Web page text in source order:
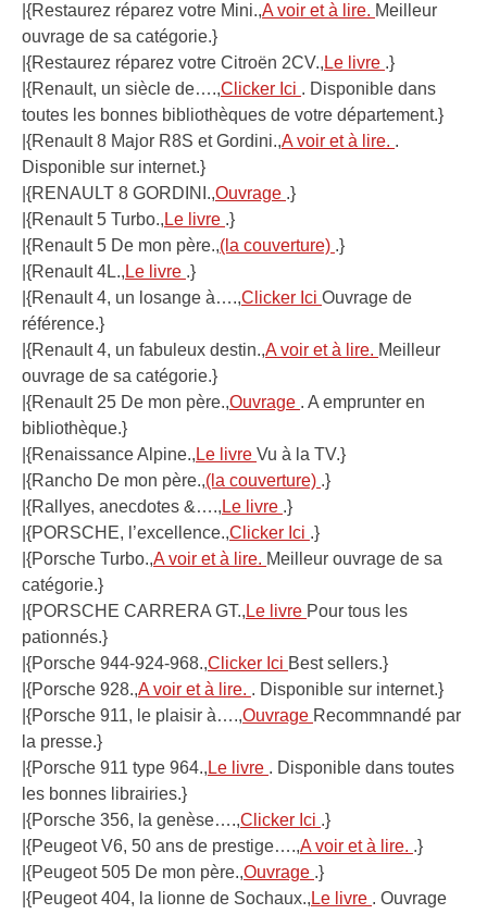
|{Restaurez réparez votre Mini.,A voir et à lire. Meilleur
ouvrage de sa catégorie.}
|{Restaurez réparez votre Citroën 2CV., Le livre .}
|{Renault, un siècle de….,Clicker Ici . Disponible dans
toutes les bonnes bibliothèques de votre département.}
|{Renault 8 Major R8S et Gordini.,A voir et à lire. .
Disponible sur internet.}
|{RENAULT 8 GORDINI.,Ouvrage .}
|{Renault 5 Turbo., Le livre .}
|{Renault 5 De mon père.,(la couverture) .}
|{Renault 4L., Le livre .}
|{Renault 4, un losange à….,Clicker Ici Ouvrage de
référence.}
|{Renault 4, un fabuleux destin.,A voir et à lire. Meilleur
ouvrage de sa catégorie.}
|{Renault 25 De mon père.,Ouvrage . A emprunter en
bibliothèque.}
|{Renaissance Alpine., Le livre Vu à la TV.}
|{Rancho De mon père.,(la couverture) .}
|{Rallyes, anecdotes &…., Le livre .}
|{PORSCHE, l’excellence.,Clicker Ici .}
|{Porsche Turbo.,A voir et à lire. Meilleur ouvrage de sa
catégorie.}
|{PORSCHE CARRERA GT., Le livre Pour tous les
pationnés.}
|{Porsche 944-924-968.,Clicker Ici Best sellers.}
|{Porsche 928.,A voir et à lire. . Disponible sur internet.}
|{Porsche 911, le plaisir à….,Ouvrage Recommnandé par
la presse.}
|{Porsche 911 type 964., Le livre . Disponible dans toutes
les bonnes librairies.}
|{Porsche 356, la genèse….,Clicker Ici .}
|{Peugeot V6, 50 ans de prestige….,A voir et à lire. .}
|{Peugeot 505 De mon père.,Ouvrage .}
|{Peugeot 404, la lionne de Sochaux., Le livre . Ouvrage